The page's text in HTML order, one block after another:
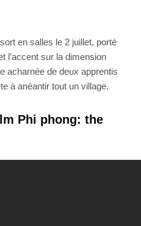
en salles le 2 juillet, porté
l’accent sur la dimension
acharnée de deux apprentis
à anéantir tout un village.
Phi phong: the